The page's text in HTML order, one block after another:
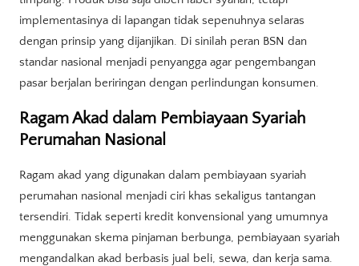
implementasinya di lapangan tidak sepenuhnya selaras
dengan prinsip yang dijanjikan. Di sinilah peran BSN dan
standar nasional menjadi penyangga agar pengembangan
pasar berjalan beriringan dengan perlindungan konsumen.
Ragam Akad dalam Pembiayaan Syariah
Perumahan Nasional
Ragam akad yang digunakan dalam pembiayaan syariah
perumahan nasional menjadi ciri khas sekaligus tantangan
tersendiri. Tidak seperti kredit konvensional yang umumnya
menggunakan skema pinjaman berbunga, pembiayaan syariah
mengandalkan akad berbasis jual beli, sewa, dan kerja sama.